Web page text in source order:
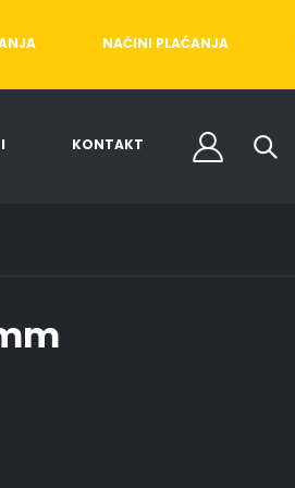
NAČINI PLAĆANJA
KONTAKT